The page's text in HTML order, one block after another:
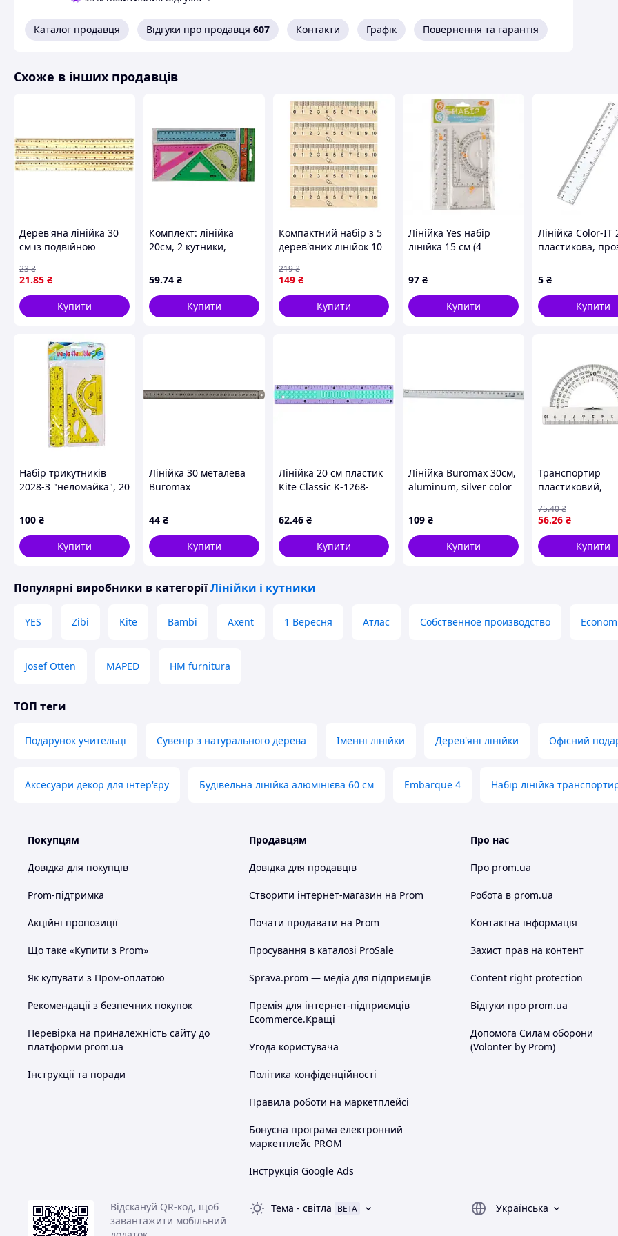
Ми можемо вигравіювати будь-який текст або картинку, яка Вам потрібна, а також ми не обмежуємо
Вас у розмірах.
це оригінальний подарунок. Іменні лінійки приємні для тактильних відчуттів.
Характеристики:
- матеріал: фанера 4мм.
А також Ви можете переглянути нашу продукцію на сайті!
Схожі товари за характеристиками
Каталог продавця Відгуки про продавця 607 Контакти Графік Повернення та гарантія
Схоже в інших продавців
Дерев'яна лінійка 30
см із подвійною
21.85 ₴
23₴
Купити
Комплект: лінійка
20см, 2 кутники,
ZB.5683-99 ТМ ZIBI
59.74 ₴
Купити
Компактний набір з 5
дерев'яних лінійок 10
дитячої творчості
учнівські товари
149 ₴
219₴
Купити
Лінійка Yes набір
лінійка 15 см (4
97 ₴
Купити
Лінійка Color-IT
пластикова,
5 ₴
Купити
Набір трикутників
2028-3 "неломайка", 20
100 ₴
Купити
Лінійка 30 металева
Buromax
44 ₴
Купити
Лінійка 20 см пластик
Kite Classic K-1268-
62.46 ₴
Купити
Лінійка Buromax 30см,
aluminum, silver color
109 ₴
Купити
Транспортир
пластиковий,
в наборі
56.26 ₴
75.40₴
Купити
Популярні виробники в категоріїЛінійки і кутники
YES Zibi Kite Bambi Axent 1 Вересня Атлас Собственное производство
Josef Otten MAPED HM furnitura
ТОП теги
Подарунок учительці Сувенір з натурального дерева Іменні лінійки Дерев'яні лінійки Офісний
Аксесуари декор для інтер'єру Будівельна лінійка алюмінієва 60 см Embarque 4 Набір лінійка
Покупцям
Довідка для покупців
Prom-підтримка
Акційні пропозиції
Що таке «Купити з Prom»
Як купувати з Пром-оплатою
Рекомендації з безпечних покупок
Перевірка на приналежність сайту до
платформи prom.ua
Інструкції та поради
Продавцям
Довідка для продавців
Створити інтернет-магазин на Prom
Почати продавати на Prom
Просування в каталозі ProSale
Sprava.prom — медіа для підприємців
Премія для інтернет-підприємців
Ecommerce.Кращі
Угода користувача
Політика конфіденційності
Правила роботи на маркетплейсі
Бонусна програма електронний
маркетплейс PROM
Інструкція Google Ads
Про нас
Про prom.ua
Робота в prom.ua
Контактна інформація
Захист прав на контент
Content right protection
Відгуки про prom.ua
Допомога Силам оборони
(Volonter by Prom)
Відскануй QR-код, щоб
завантажити мобільний
Тема - світла BETA
Українська